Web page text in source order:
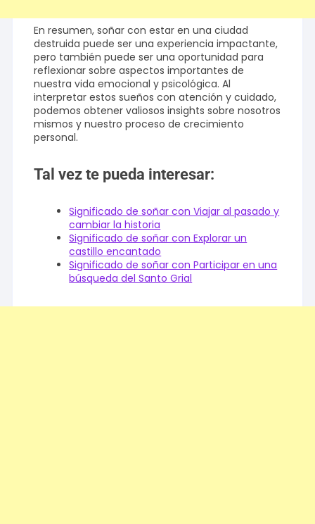
En resumen, soñar con estar en una ciudad
destruida puede ser una experiencia impactante,
pero también puede ser una oportunidad para
reflexionar sobre aspectos importantes de
nuestra vida emocional y psicológica. Al
interpretar estos sueños con atención y cuidado,
podemos obtener valiosos insights sobre nosotros
mismos y nuestro proceso de crecimiento
personal.
Tal vez te pueda interesar:
Significado de soñar con Viajar al pasado y
cambiar la historia
Significado de soñar con Explorar un
castillo encantado
Significado de soñar con Participar en una
búsqueda del Santo Grial